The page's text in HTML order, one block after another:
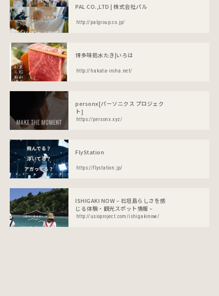
PAL CO.,LTD | 株式会社パル
http://palgroup.co.jp/
博多味処水たき|いろは
http://hakata-iroha.net/
personx[パーソニクス プロジェク
ト]
https://personx.xyz/
FlyStation
https://flystation.jp/
ISHIGAKI NOW – 石垣島らしさを感
じる体験・観光スポット情報 –
http://usioproject.com/ishigakinow/